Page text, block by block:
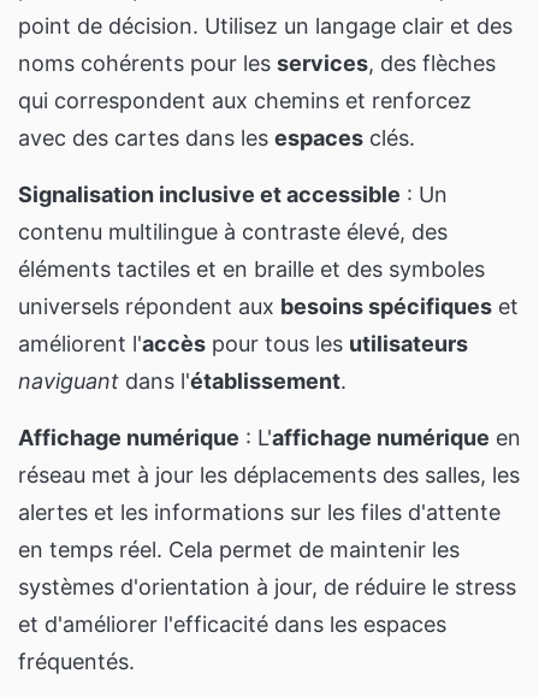
point de décision. Utilisez un langage clair et des
noms cohérents pour les services, des flèches
qui correspondent aux chemins et renforcez
avec des cartes dans les espaces clés.
Signalisation inclusive et accessible : Un
contenu multilingue à contraste élevé, des
éléments tactiles et en braille et des symboles
universels répondent aux besoins spécifiques et
améliorent l'accès pour tous les utilisateurs
naviguant dans l'établissement.
Affichage numérique : L'affichage numérique en
réseau met à jour les déplacements des salles, les
alertes et les informations sur les files d'attente
en temps réel. Cela permet de maintenir les
systèmes d'orientation à jour, de réduire le stress
et d'améliorer l'efficacité dans les espaces
fréquentés.